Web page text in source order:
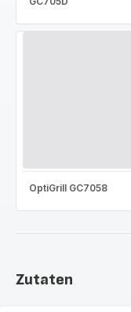
OptiGrill GC7058
Zutaten